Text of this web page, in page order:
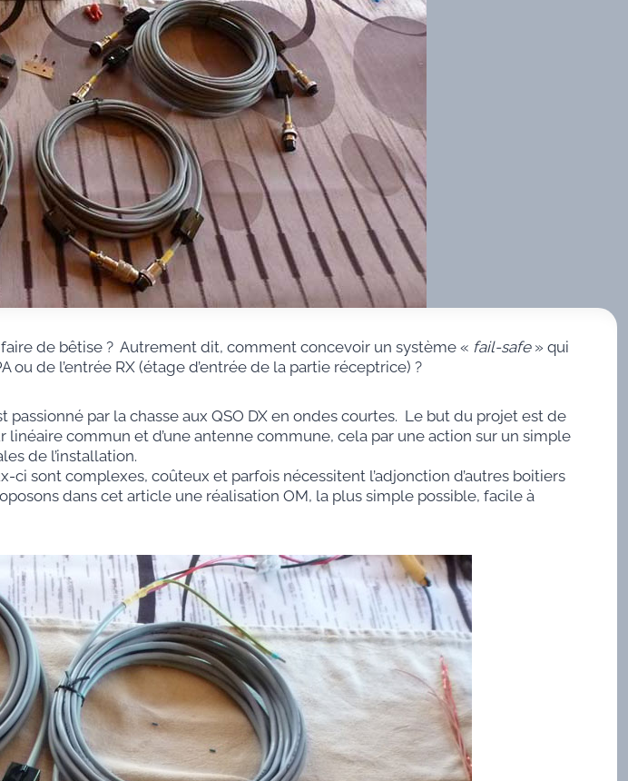
de bêtise ? Autrement dit, comment concevoir un système « fail-safe» qui
de l’entrée RX (étage d’entrée de la partie réceptrice) ?
par la chasse aux QSO DX en ondes courtes. Le but du projet est de
linéaire commun et d’une antenne commune, cela par une action sur un simple
de l’installation.
sont complexes, coûteux et parfois nécessitent l’adjonction d’autres boitiers
dans cet article une réalisation OM, la plus simple possible, facile à